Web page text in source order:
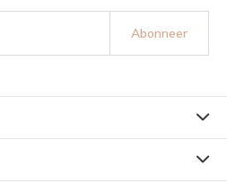
Abonneer